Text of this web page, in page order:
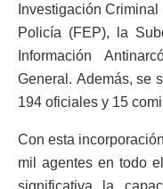
Investigación
Policía (FEP), la
Información
General. Además, se
194 oficiales y 15
Con esta
mil agentes en todo